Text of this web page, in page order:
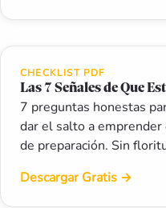
CHECKLIST PDF
Las 7 Señales de Que
7 preguntas honestas
dar el salto a
de preparación. Sin
Descargar Gratis →